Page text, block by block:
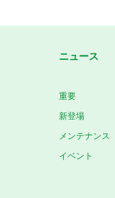
ニュース
重要
新登場
メンテナンス
イベント